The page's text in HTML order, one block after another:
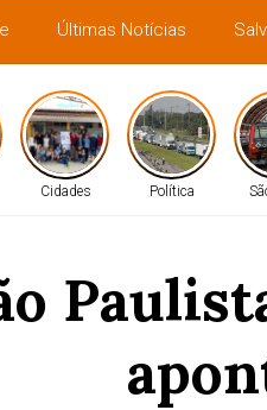
Últimas Notícias
Cidades Política